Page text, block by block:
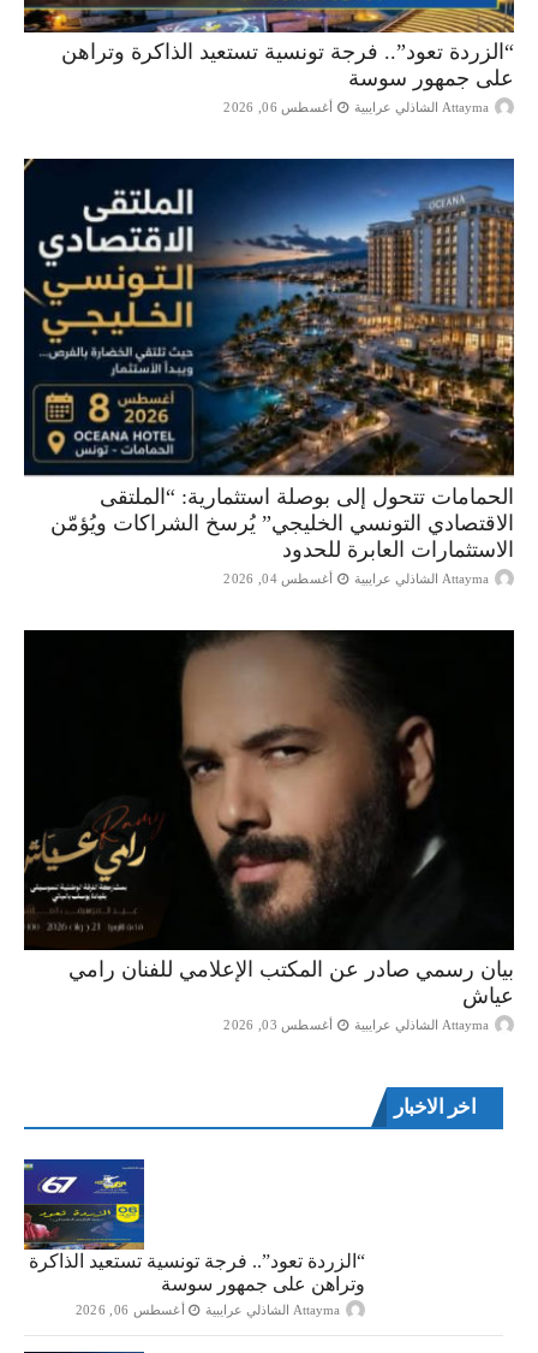
“الزردة تعود”.. فرجة تونسية تستعيد الذاكرة وتراهن
على جمهور سوسة
Attayma الشاذلي عرايبية أغسطس 06, 2026
الحمامات تتحول إلى بوصلة استثمارية: “الملتقى
الاقتصادي التونسي الخليجي” يُرسخ الشراكات ويُؤمّن
الاستثمارات العابرة للحدود
Attayma الشاذلي عرايبية أغسطس 04, 2026
بيان رسمي صادر عن المكتب الإعلامي للفنان رامي
عياش
Attayma الشاذلي عرايبية أغسطس 03, 2026
اخر الاخبار
“الزردة تعود”.. فرجة تونسية تستعيد الذاكرة
وتراهن على جمهور سوسة
Attayma الشاذلي عرايبية أغسطس 06, 2026